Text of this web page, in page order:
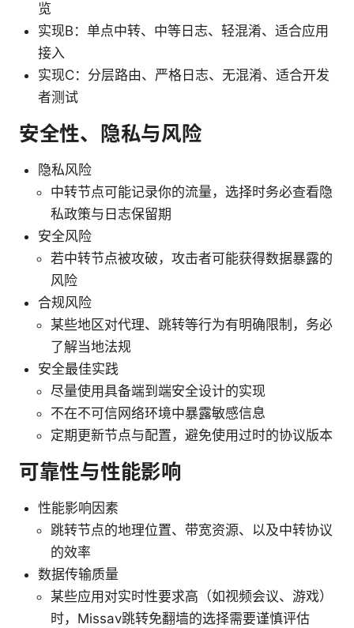
览
实现B：单点中转、中等日志、轻混淆、适合应用
接入
实现C：分层路由、严格日志、无混淆、适合开发
者测试
安全性、隐私与风险
隐私风险
中转节点可能记录你的流量，选择时务必查看隐
私政策与日志保留期
安全风险
若中转节点被攻破，攻击者可能获得数据暴露的
风险
合规风险
某些地区对代理、跳转等行为有明确限制，务必
了解当地法规
安全最佳实践
尽量使用具备端到端安全设计的实现
不在不可信网络环境中暴露敏感信息
定期更新节点与配置，避免使用过时的协议版本
可靠性与性能影响
性能影响因素
跳转节点的地理位置、带宽资源、以及中转协议
的效率
数据传输质量
某些应用对实时性要求高（如视频会议、游戏）
时，Missav跳转免翻墙的选择需要谨慎评估